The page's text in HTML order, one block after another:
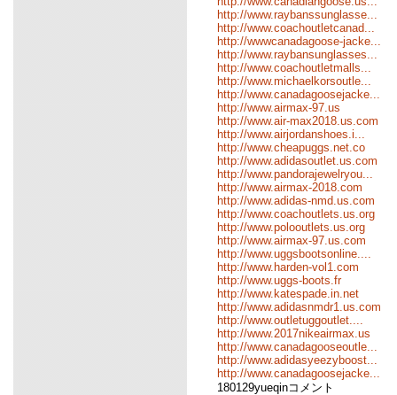
http://www.raybanssunglasse...
http://www.coachoutletcanad...
http://wwwcanadagoose-jacke...
http://www.raybansunglasses...
http://www.coachoutletmalls...
http://www.michaelkorsoutle...
http://www.canadagoosejacke...
http://www.airmax-97.us
http://www.air-max2018.us.com
http://www.airjordanshoes.i...
http://www.cheapuggs.net.co
http://www.adidasoutlet.us.com
http://www.pandorajewelryou...
http://www.airmax-2018.com
http://www.adidas-nmd.us.com
http://www.coachoutlets.us.org
http://www.polooutlets.us.org
http://www.airmax-97.us.com
http://www.uggsbootsonline....
http://www.harden-vol1.com
http://www.uggs-boots.fr
http://www.katespade.in.net
http://www.adidasnmdr1.us.com
http://www.outletuggoutlet....
http://www.2017nikeairmax.us
http://www.canadagooseoutle...
http://www.adidasyeezyboost...
http://www.canadagoosejacke...
180129yueqinコメント